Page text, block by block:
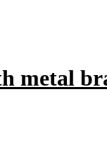
metal